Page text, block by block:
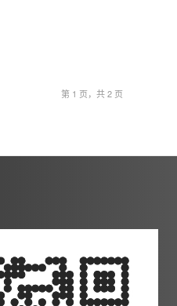
第 1 页，共 2 页